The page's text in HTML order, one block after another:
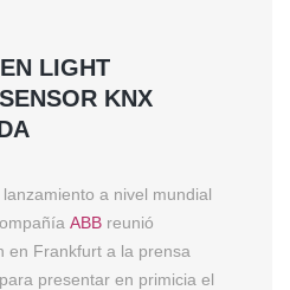
LIGHT
KNX
a nivel mundial
ABB reunió
en Frankfurt a la prensa
presentar en primicia el